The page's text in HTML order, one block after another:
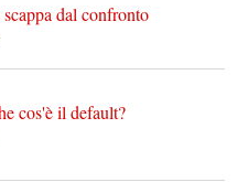
dal confronto
cos'è il default?